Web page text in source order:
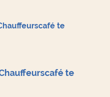
te